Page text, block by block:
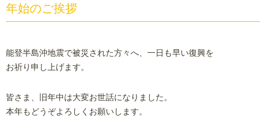
年始のご挨拶
能登半島沖地震で被災された方々へ、一日も早い復興を
お祈り申し上げます。
皆さま、旧年中は大変お世話になりました。
本年もどうぞよろしくお願いします。